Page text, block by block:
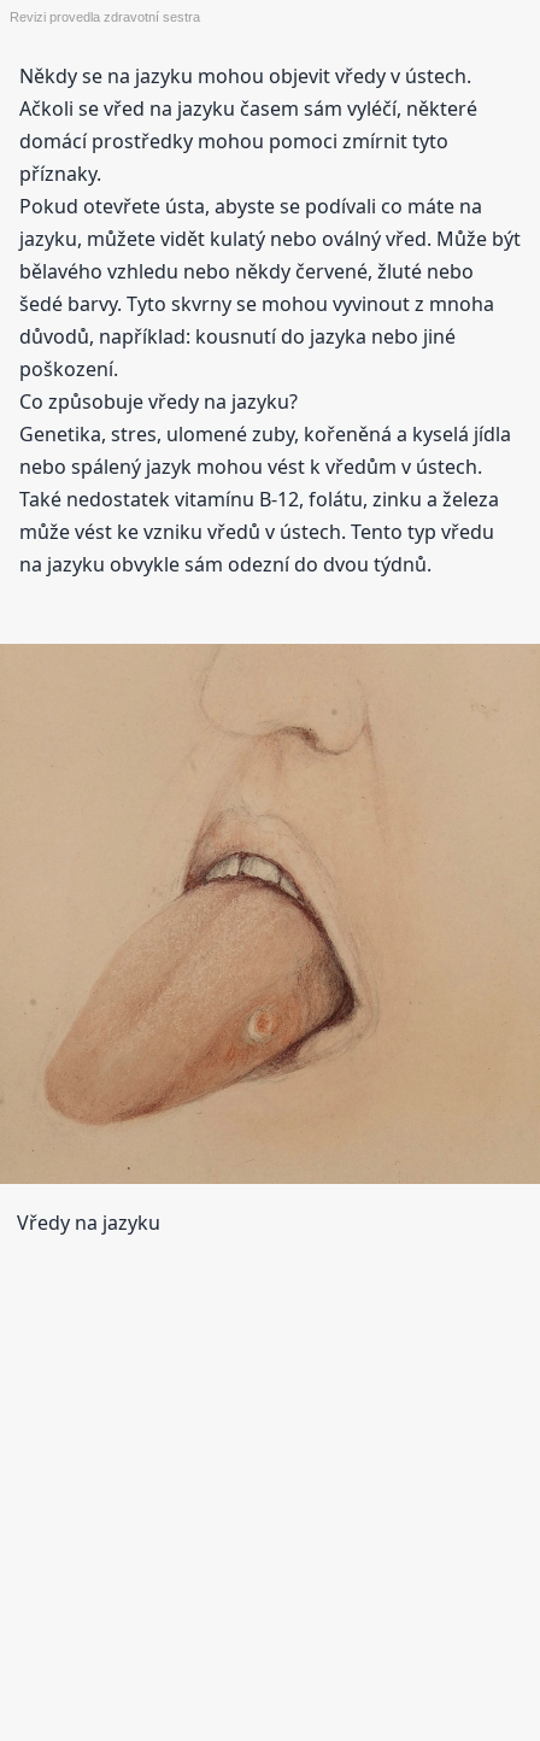
Revizi provedla zdravotní sestra
Někdy se na jazyku mohou objevit vředy v ústech.
Ačkoli se vřed na jazyku časem sám vyléčí, některé
domácí prostředky mohou pomoci zmírnit tyto
příznaky.
Pokud otevřete ústa, abyste se podívali co máte na
jazyku, můžete vidět kulatý nebo oválný vřed. Může být
bělavého vzhledu nebo někdy červené, žluté nebo
šedé barvy. Tyto skvrny se mohou vyvinout z mnoha
důvodů, například: kousnutí do jazyka nebo jiné
poškození.
Co způsobuje vředy na jazyku?
Genetika, stres, ulomené zuby, kořeněná a kyselá jídla
nebo spálený jazyk mohou vést k vředům v ústech.
Také nedostatek vitamínu B-12, folátu, zinku a železa
může vést ke vzniku vředů v ústech. Tento typ vředu
na jazyku obvykle sám odezní do dvou týdnů.
Vředy na jazyku